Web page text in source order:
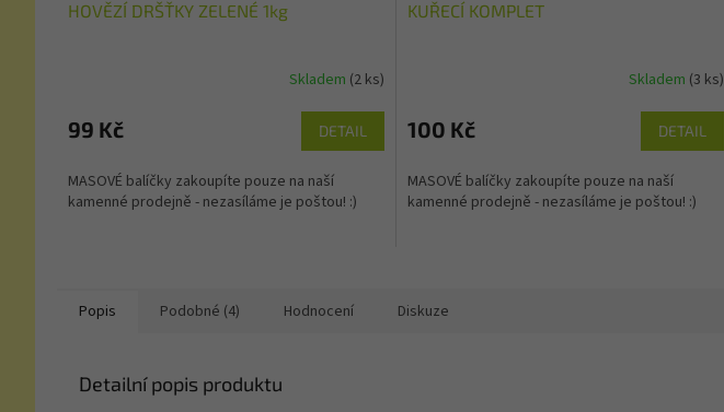
HOVĚZÍ DRŠŤKY ZELENÉ 1kg
Skladem (2 ks)
99 Kč DETAIL
MASOVÉ balíčky zakoupíte pouze na naší
kamenné prodejně - nezasíláme je poštou! :)
KUŘECÍ KOMPLET
Skladem (3 ks)
100 Kč DETAIL
MASOVÉ balíčky zakoupíte pouze na naší
kamenné prodejně - nezasíláme je poštou! :)
Popis Podobné (4) Hodnocení Diskuze
Detailní popis produktu